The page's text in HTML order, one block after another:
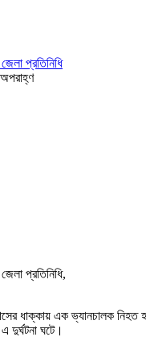
প্রতিনিধি
প্রতিনিধি,
ধাক্কায় এক ভ্যানচালক নিহত
দুর্ঘটনা ঘটে।